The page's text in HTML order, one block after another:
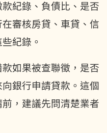
紀錄、負債比、是否
審核房貸、車貸、信
紀錄。
如果被查聯徵，是否
銀行申請貸款。這個
，建議先問清楚業者